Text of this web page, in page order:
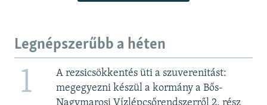
Legnépszerűbb a héten
1
A rezsicsökkentés üti a szuverenitást:
megegyezni készül a kormány a Bős-